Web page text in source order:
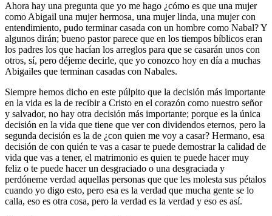
Ahora hay una pregunta que yo me hago ¿cómo es que una mujer
como Abigail una mujer hermosa, una mujer linda, una mujer con
entendimiento, pudo terminar casada con un hombre como Nabal? Y
algunos dirán; bueno pastor parece que en los tiempos bíblicos eran
los padres los que hacían los arreglos para que se casarán unos con
otros, sí, pero déjeme decirle, que yo conozco hoy en día a muchas
Abigailes que terminan casadas con Nabales.
Siempre hemos dicho en este púlpito que la decisión más importante
en la vida es la de recibir a Cristo en el corazón como nuestro señor
y salvador, no hay otra decisión más importante; porque es la única
decisión en la vida que tiene que ver con dividendos eternos, pero la
segunda decisión es la de ¿con quien me voy a casar? Hermano, esa
decisión de con quién te vas a casar te puede demostrar la calidad de
vida que vas a tener, el matrimonio es quien te puede hacer muy
feliz o te puede hacer un desgraciado o una desgraciada y
perdóneme verdad aquellas personas que que les molesta sus pétalos
cuando yo digo esto, pero esa es la verdad que mucha gente se lo
calla, eso es otra cosa, pero la verdad es la verdad y eso es así.